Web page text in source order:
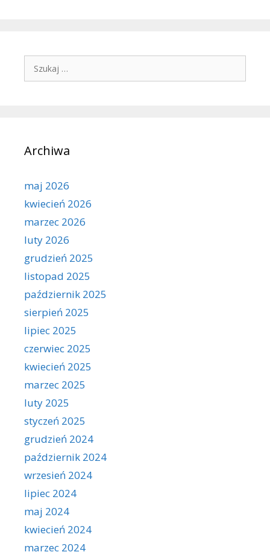
Szukaj:
Archiwa
maj 2026
kwiecień 2026
marzec 2026
luty 2026
grudzień 2025
listopad 2025
październik 2025
sierpień 2025
lipiec 2025
czerwiec 2025
kwiecień 2025
marzec 2025
luty 2025
styczeń 2025
grudzień 2024
październik 2024
wrzesień 2024
lipiec 2024
maj 2024
kwiecień 2024
marzec 2024